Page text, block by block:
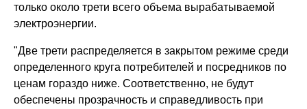
только около трети всего объема вырабатываемой
электроэнергии.
"Две трети распределяется в закрытом режиме среди
определенного круга потребителей и посредников по
ценам гораздо ниже. Соответственно, не будут
обеспечены прозрачность и справедливость при